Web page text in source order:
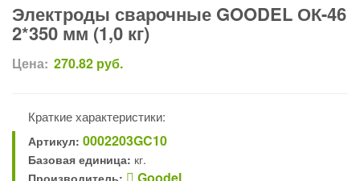
Электроды сварочные GOODEL ОК-46
2*350 мм (1,0 кг)
Цена: 270.82 руб.
Краткие характеристики:
Артикул: 0002203GC10
Базовая единица: кг.
Производитель: